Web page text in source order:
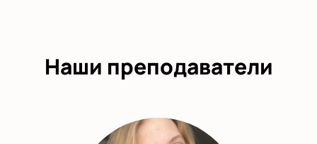
Наши преподаватели